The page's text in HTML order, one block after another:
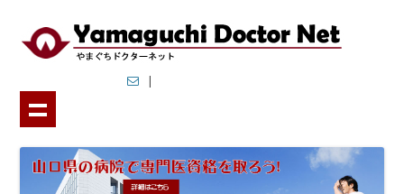
やまぐちドクターネット
山口県では地域医療の充実に取り組んでいます．
|